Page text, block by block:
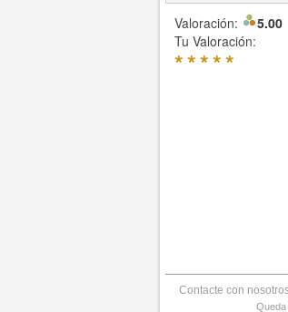
Valoración:
5.00
Tu Valoración:
*****
Contacte con